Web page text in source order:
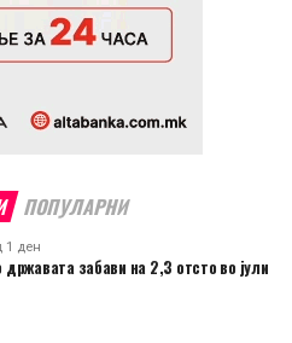
ПОПУЛАРНИ
1 ден
забави на 2,3 отсто во јули